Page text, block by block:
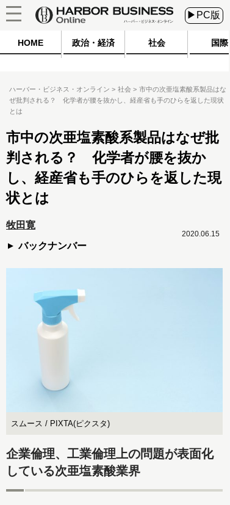
▶PC版
HOME 政治・経済 社会 国際
ハーバー・ビジネス・オンライン 社会
市中の次亜塩素酸系製品はな
ぜ批判される？ 化学者が腰を抜かし、経産省も手のひらを返した現状
とは
市中の次亜塩素酸系製品はなぜ批
判される？ 化学者が腰を抜か
し、経産省も手のひらを返した現
状とは
牧田寛
バックナンバー
2020.06.15
スムース / PIXTA(ピクスタ)
企業倫理、工業倫理上の問題が表面化
している次亜塩素酸業界